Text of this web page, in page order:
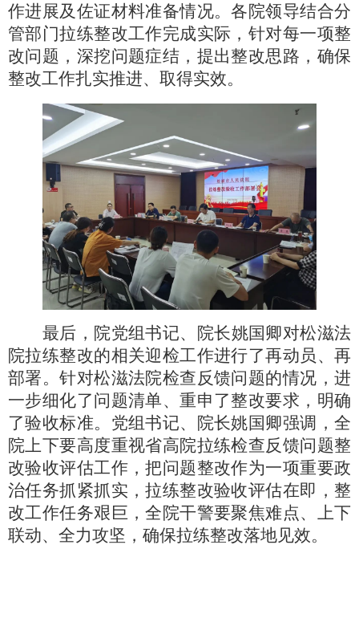
作进展及佐证材料准备情况。各院领导结合分
管部门拉练整改工作完成实际，针对每一项整
改问题，深挖问题症结，提出整改思路，确保
整改工作扎实推进、取得实效。
最后，院党组书记、院长姚国卿对松滋法
院拉练整改的相关迎检工作进行了再动员、再
部署。针对松滋法院检查反馈问题的情况，进
一步细化了问题清单、重申了整改要求，明确
了验收标准。党组书记、院长姚国卿强调，全
院上下要高度重视省高院拉练检查反馈问题整
改验收评估工作，把问题整改作为一项重要政
治任务抓紧抓实，拉练整改验收评估在即，整
改工作任务艰巨，全院干警要聚焦难点、上下
联动、全力攻坚，确保拉练整改落地见效。